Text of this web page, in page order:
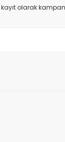
bulunuyor.
kayıt olarak